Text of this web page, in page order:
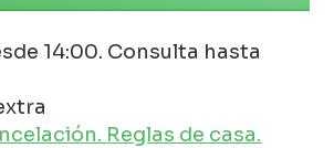
14:00. Consulta hasta
Reglas de casa.